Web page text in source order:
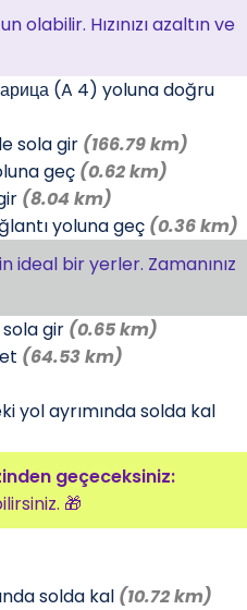
olabilir. Hızınızı azaltın ve
(A 4) yoluna doğru
sola gir (166.79 km)
geç (0.62 km)
(8.04 km)
yoluna geç (0.36 km)
ideal bir yerler. Zamanınız
sola gir (0.65 km)
(64.53 km)
yol ayrımında solda kal
geçeceksiniz:
🎁
solda kal (10.72 km)